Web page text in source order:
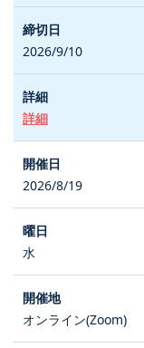
2026/9/10
詳細
2026/8/19
水
オンライン(Zoom)